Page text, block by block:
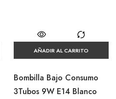
AÑADIR AL CARRITO
Bombilla Bajo Consumo
3Tubos 9W E14 Blanco